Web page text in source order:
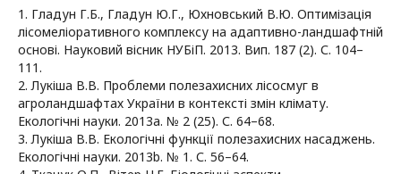
1. Гладун Г.Б., Гладун Ю.Г., Юхновський В.Ю. Оптимізація
лісомеліоративного комплексу на адаптивно-ландшафтній
основі. Науковий вісник НУБіП. 2013. Вип. 187 (2). С. 104–
111.
2. Лукіша В.В. Проблеми полезахисних лісосмуг в
агроландшафтах України в контексті змін клімату.
Екологічні науки. 2013a. № 2 (25). С. 64–68.
3. Лукіша В.В. Екологічні функції полезахисних насаджень.
Екологічні науки. 2013b. № 1. С. 56–64.